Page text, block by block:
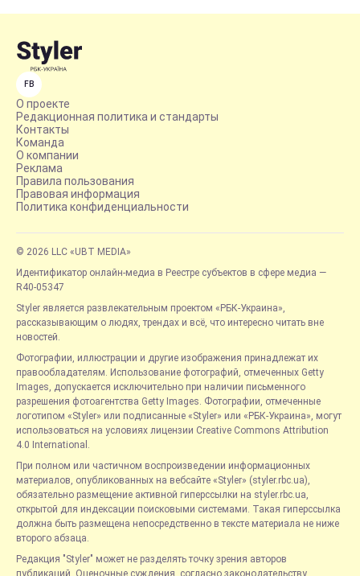
FB
О проекте
Редакционная политика и стандарты
Контакты
Команда
О компании
Реклама
Правила пользования
Правовая информация
Политика конфиденциальности
© 2026 LLC «UBT MEDIA»
Идентификатор онлайн-медиа в Реестре субъектов в сфере медиа —
R40-05347
Styler является развлекательным проектом «РБК-Украина»,
рассказывающим о людях, трендах и всё, что интересно читать вне
новостей.
Фотографии, иллюстрации и другие изображения принадлежат их
правообладателям. Использование фотографий, отмеченных Getty
Images, допускается исключительно при наличии письменного
разрешения фотоагентства Getty Images. Фотографии, отмеченные
логотипом «Styler» или подписанные «Styler» или «РБК-Украина», могут
использоваться на условиях лицензии Creative Commons Attribution
4.0 International.
При полном или частичном воспроизведении информационных
материалов, опубликованных на вебсайте «Styler» (styler.rbc.ua),
обязательно размещение активной гиперссылки на styler.rbc.ua,
открытой для индексации поисковыми системами. Такая гиперссылка
должна быть размещена непосредственно в тексте материала не ниже
второго абзаца.
Редакция "Styler" может не разделять точку зрения авторов
публикаций. Оценочные суждения, согласно законодательству